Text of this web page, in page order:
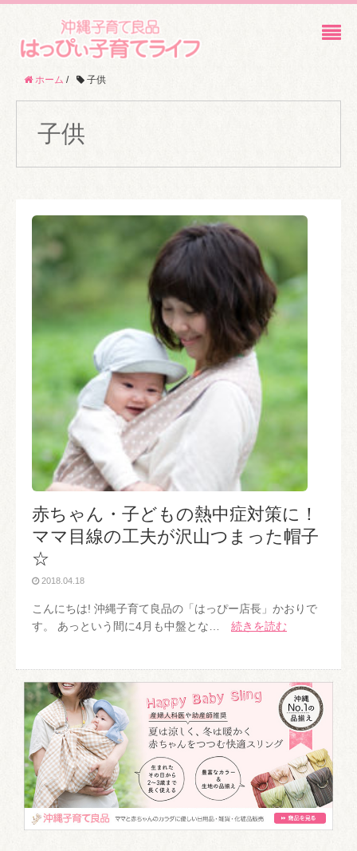
ホーム / 子供
子供
赤ちゃん・子どもの熱中症対策に！
ママ目線の工夫が沢山つまった帽子
☆
2018.04.18
こんにちは! 沖縄子育て良品の「はっぴー店長」かおりで
す。 あっという間に4月も中盤とな… 続きを読む